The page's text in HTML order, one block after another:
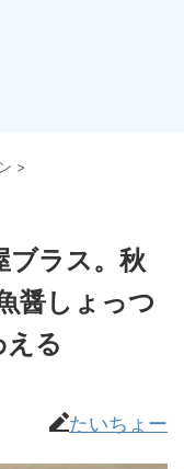
>
ブラス。秋
醤しょっつ
る
たいちょー